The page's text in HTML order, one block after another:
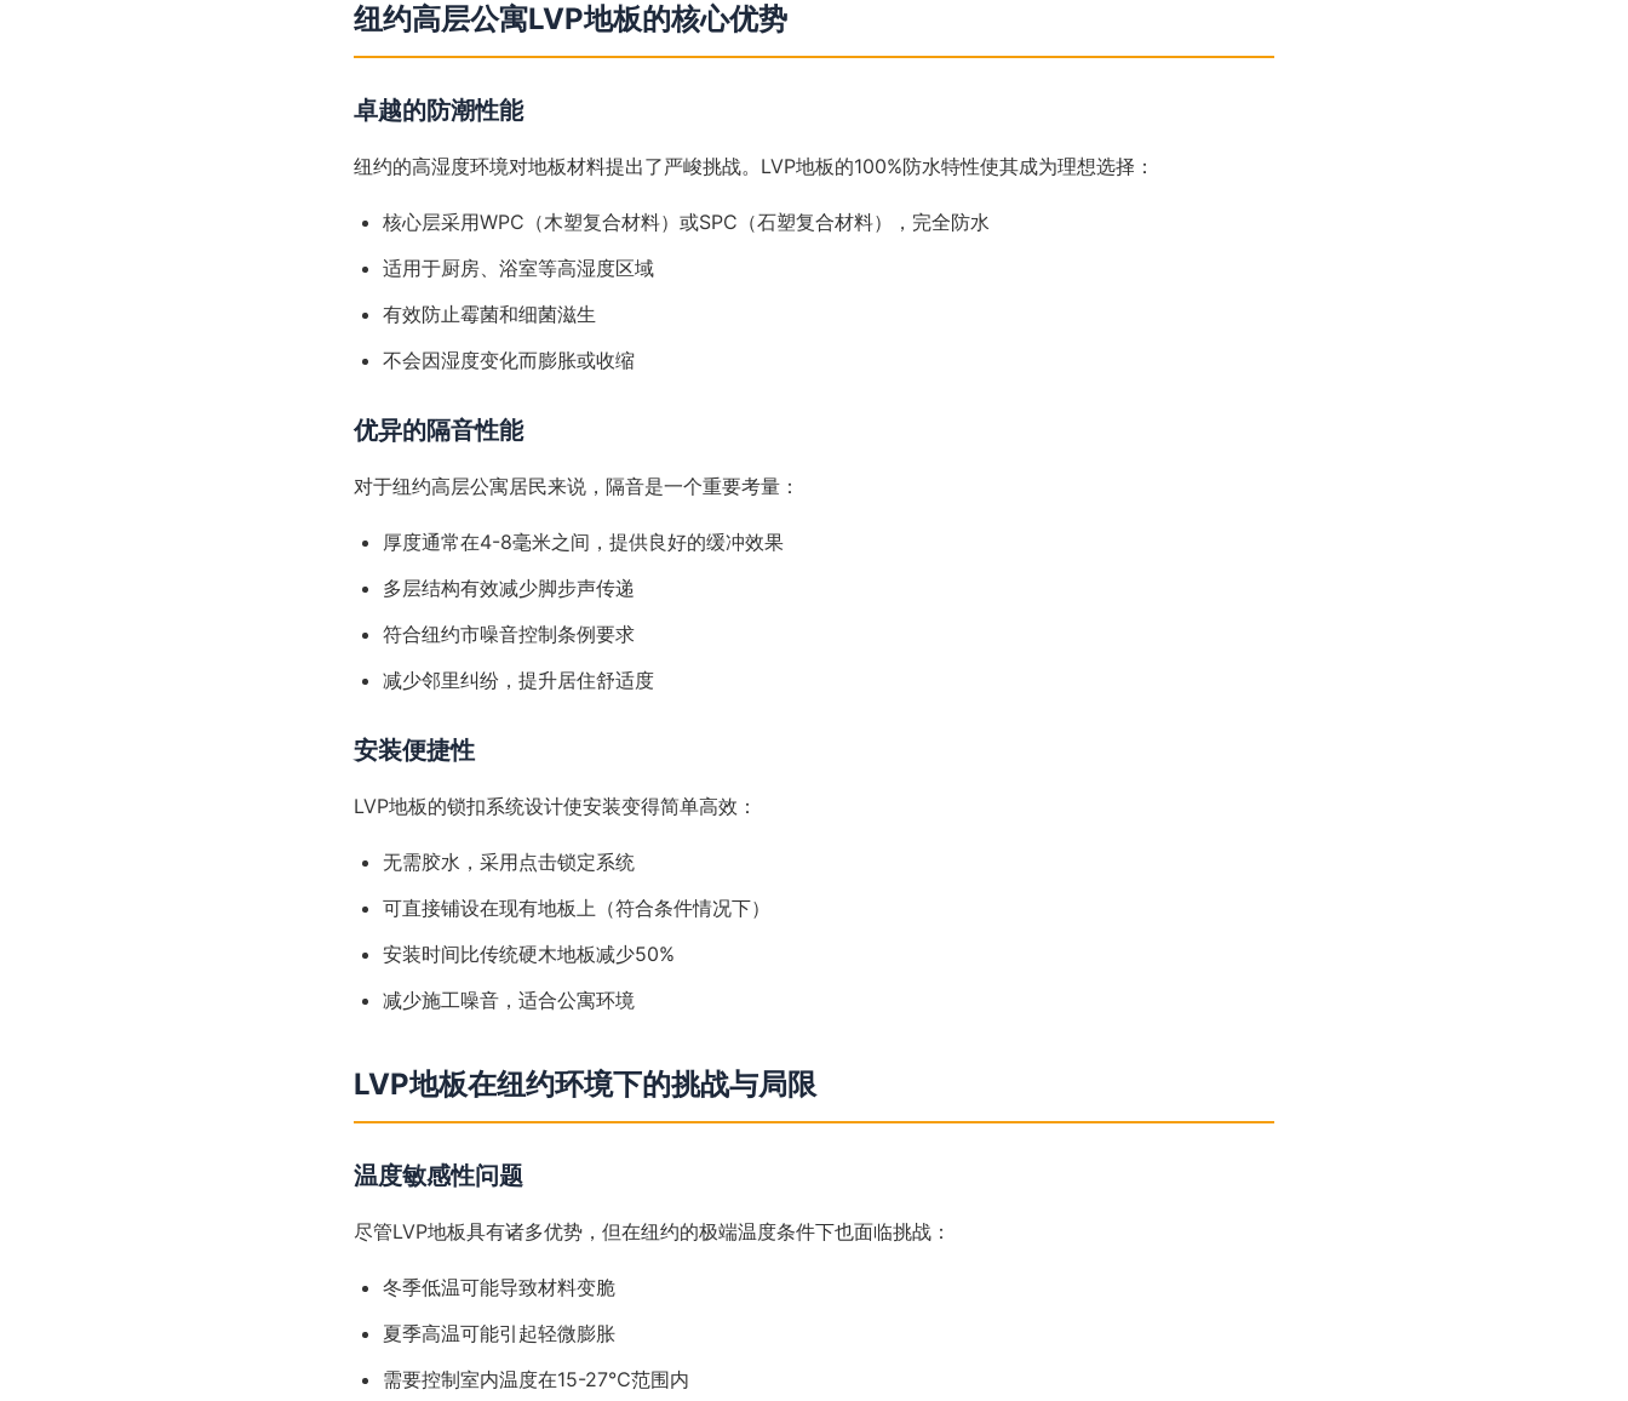
纽约高层公寓LVP地板的核心优势
卓越的防潮性能
纽约的高湿度环境对地板材料提出了严峻挑战。LVP地板的100%防水特性使其成为理想选择：
核心层采用WPC（木塑复合材料）或SPC（石塑复合材料），完全防水
适用于厨房、浴室等高湿度区域
有效防止霉菌和细菌滋生
不会因湿度变化而膨胀或收缩
优异的隔音性能
对于纽约高层公寓居民来说，隔音是一个重要考量：
厚度通常在4-8毫米之间，提供良好的缓冲效果
多层结构有效减少脚步声传递
符合纽约市噪音控制条例要求
减少邻里纠纷，提升居住舒适度
安装便捷性
LVP地板的锁扣系统设计使安装变得简单高效：
无需胶水，采用点击锁定系统
可直接铺设在现有地板上（符合条件情况下）
安装时间比传统硬木地板减少50%
减少施工噪音，适合公寓环境
LVP地板在纽约环境下的挑战与局限
温度敏感性问题
尽管LVP地板具有诸多优势，但在纽约的极端温度条件下也面临挑战：
冬季低温可能导致材料变脆
夏季高温可能引起轻微膨胀
需要控制室内温度在15-27℃范围内